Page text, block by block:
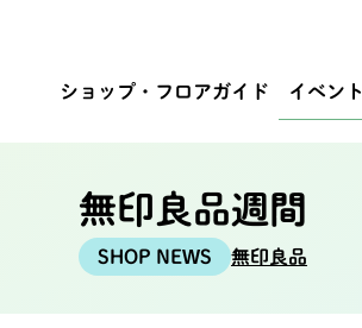
ショップ・ フロアガイド イベント
無印良品週間
無印良品